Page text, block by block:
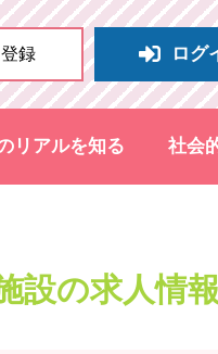
録 ログ
リアルを知る 社会
設の求人情